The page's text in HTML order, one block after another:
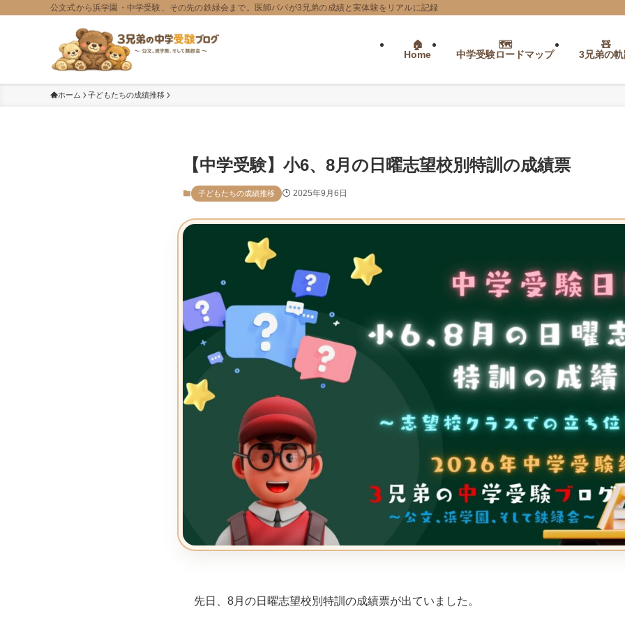
公文式から浜学園・中学受験、その先の鉄緑会まで。医師パパが3兄弟の成績と実体験をリアルに記録
Home 中学受験ロードマップ 3兄弟の
ホーム 子どもたちの成績推移
【中学受験】小6、8月の日曜志望校別特訓の成績票
子どもたちの成績推移 2025年9月6日
先日、8月の日曜志望校別特訓の成績票が出ていました。